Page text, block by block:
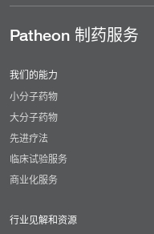
Patheon 制药服务
我们的能力
小分子药物
大分子药物
先进疗法
临床试验服务
商业化服务
行业见解和资源